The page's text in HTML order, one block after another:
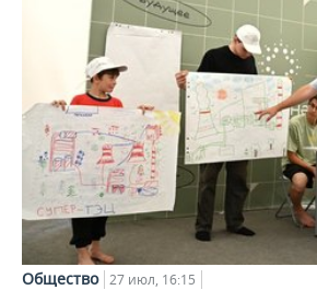
Общество 27 июл, 16:15